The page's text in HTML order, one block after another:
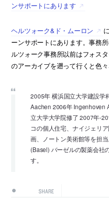
ンサポートにあります
ヘルツォーク&ド・ムーロン
ーンサポートにあります。事務
ルツォーク事務所以前はフォス
のアーカイブを遡って行くと色
2005年 横浜国立大学建設学
Aachen 2006年 Ingenhoven
立大学大学院修了 2007年-
コの個人住宅、ナイジェリ
画、ノートン美術館等を担
(Basel) バーゼルの製薬会社
す。
SHARE